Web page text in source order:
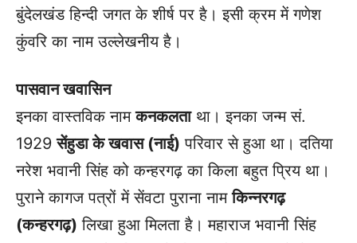
बुंदेलखंड हिन्दी जगत के शीर्ष पर है। इसी क्रम में गणेश
कुंवरि का नाम उल्लेखनीय है।
पासवान खवासिन
इनका वास्तविक नामकनकलताथा। इनका जन्म सं.
1929सेंहुडा के खवास (नाई) परिवार से हुआ था। दतिया
नरेश भवानी सिंह को कन्हरगढ़ का किला बहुत प्रिय था।
पुराने कागज पत्रों में सेंवटा पुराना नामकिन्नरगढ़
(कन्हरगढ़) लिखा हुआ मिलता है। महाराज भवानी सिंह